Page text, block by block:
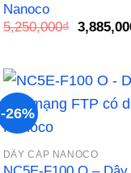
Nanoco
5,250,000₫ Giá
-26%
DÂY CÁP NANOCO